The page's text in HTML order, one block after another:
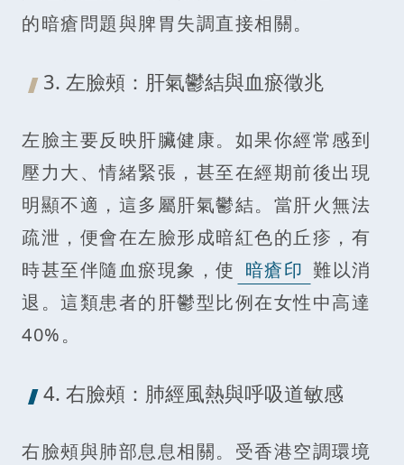
的暗瘡問題與脾胃失調直接相關。
3. 左臉頰：肝氣鬱結與血瘀徵兆
左臉主要反映肝臟健康。如果你經常感到
壓力大、情緒緊張，甚至在經期前後出現
明顯不適，這多屬肝氣鬱結。當肝火無法
疏泄，便會在左臉形成暗紅色的丘疹，有
時甚至伴隨血瘀現象，使 暗瘡印 難以消
退。這類患者的肝鬱型比例在女性中高達
40%。
4. 右臉頰：肺經風熱與呼吸道敏感
右臉頰與肺部息息相關。受香港空調環境